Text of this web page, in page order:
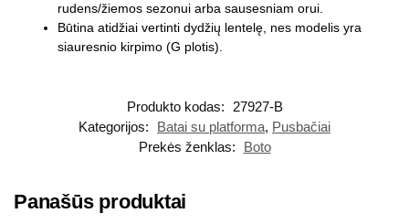
rudens/žiemos sezonui arba sausesniam orui.
Būtina atidžiai vertinti dydžių lentelę, nes modelis yra
siauresnio kirpimo (G plotis).
Produkto kodas:
27927-B
Kategorijos:
Batai su platforma, Pusbačiai
Prekės ženklas:
Boto
Panašūs produktai